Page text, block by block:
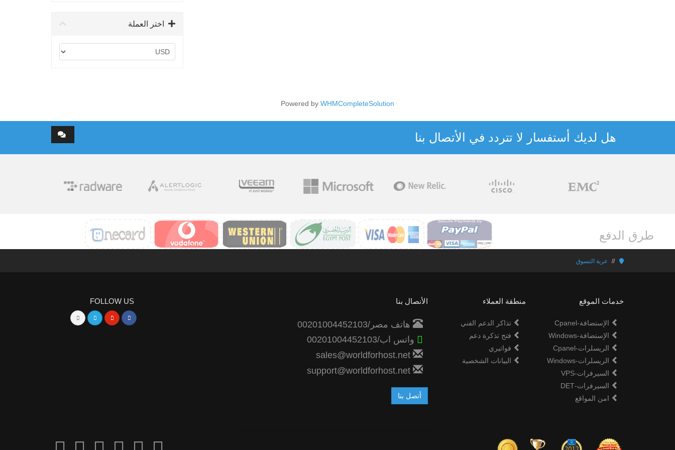
اختر العملة
Powered by WHMCompleteSolution
هل لديك أستفسار لا تتردد في الأتصال بنا
طرق الدفع
عربة التسوق
خدمات الموقع
الإستضافة-Cpanel
الإستضافة-Windows
الريسلرات-Cpanel
الريسلرات-Windows
السيرفرات-VPS
السيرفرات-DET
امن المواقع
منطقة العملاء
تذاكر الدعم الفني
فتح تذكرة دعم
فواتيري
البيانات الشخصية
الأنصال بنا
هاتف مصر/00201004452103
واتس اب/00201004452103
أتصل بنا
FOLLOW US